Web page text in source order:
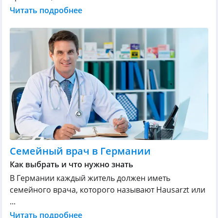
Читать подробнее
Семейный врач в Германии
Как выбрать и что нужно знать
В Германии каждый житель должен иметь
семейного врача, которого называют Hausarzt или
...
Читать подробнее